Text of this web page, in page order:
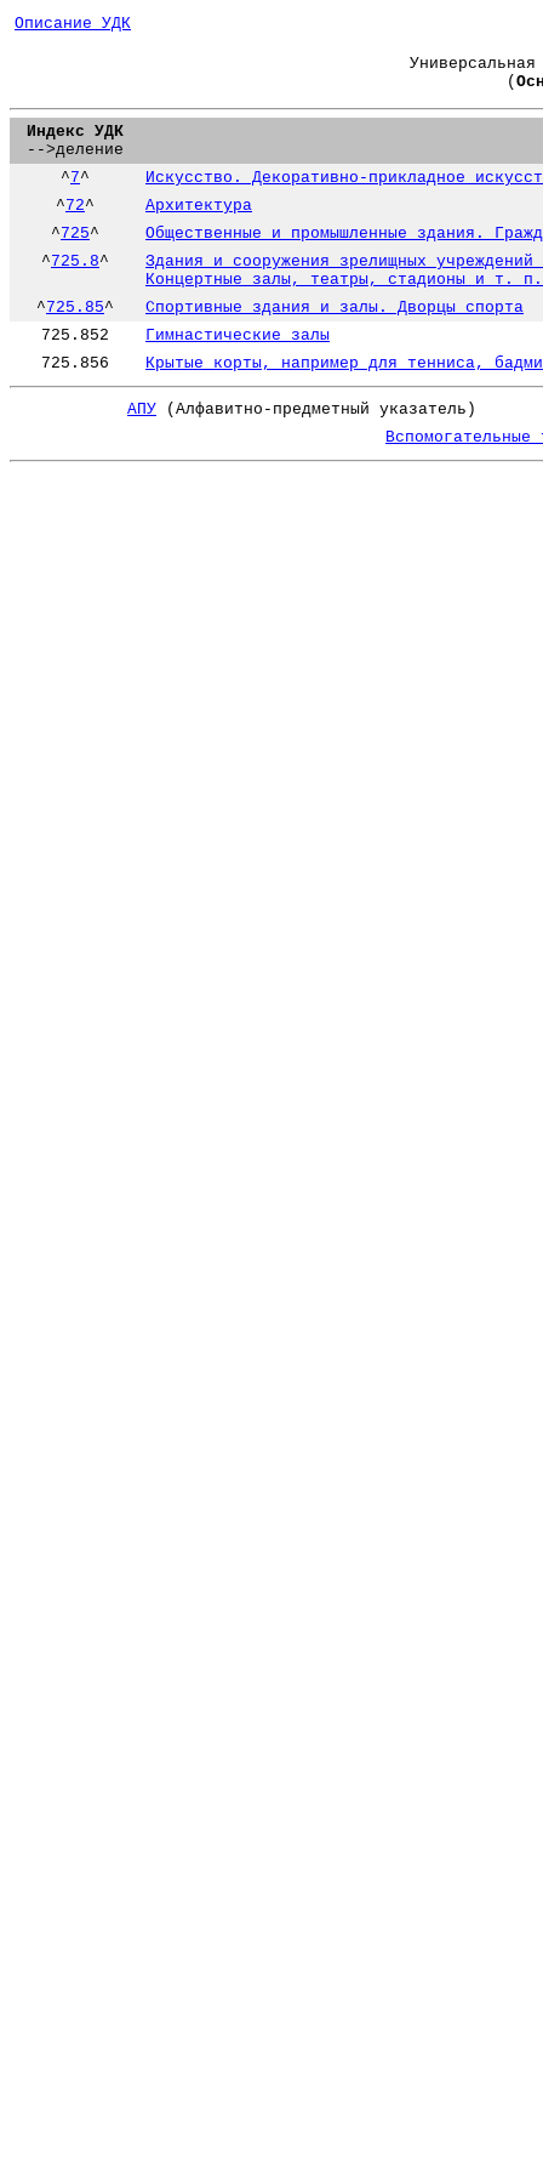
Описание УДК
(
Индекс УДК
-->деление
^7^
Искусство. Декоративно-прикладное
^72^
Архитектура
^725^
Общественные и промышленные здания.
^725.8^
Здания и сооружения зрелищных
Концертные залы, театры, стадионы и т. п.
^725.85^
Спортивные здания и залы. Дворцы спорта
725.852
Гимнастические залы
725.856
Крытые корты, например для тенниса,
АПУ (Алфавитно-предметный указатель)